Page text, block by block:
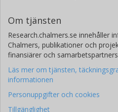
Om tjänsten
Research.chalmers.se innehåller
Chalmers, publikationer och
finansiärer och
Läs mer om tjänsten,
informationen
Personuppgifter och cookies
Tillgänglighet